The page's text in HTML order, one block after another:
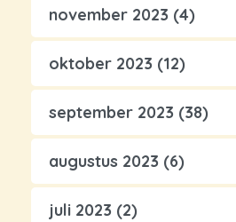
november 2023 (4)
oktober 2023 (12)
september 2023 (38)
augustus 2023 (6)
juli 2023 (2)